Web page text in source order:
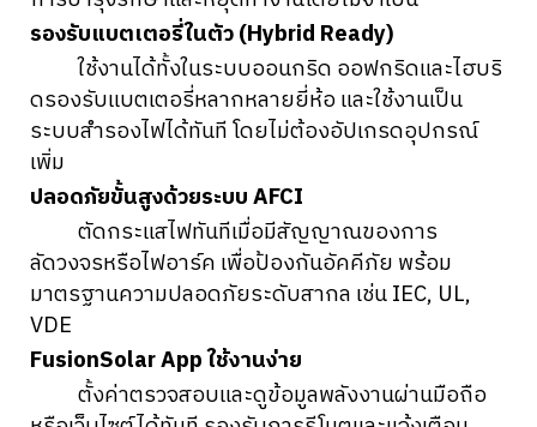
รองรับแบตเตอรี่ในตัว (Hybrid Ready)
ใช้งานได้ทั้งในระบบออนกริด ออฟกริดและไฮบริ
ดรองรับแบตเตอรี่หลากหลายยี่ห้อ และใช้งานเป็น
ระบบสำรองไฟได้ทันที โดยไม่ต้องอัปเกรดอุปกรณ์
เพิ่ม
ปลอดภัยขั้นสูงด้วยระบบ AFCI
ตัดกระแสไฟทันทีเมื่อมีสัญญาณของการ
ลัดวงจรหรือไฟอาร์ค เพื่อป้องกันอัคคีภัย พร้อม
มาตรฐานความปลอดภัยระดับสากล เช่น IEC, UL,
VDE
FusionSolar App ใช้งานง่าย
ตั้งค่าตรวจสอบและดูข้อมูลพลังงานผ่านมือถือ